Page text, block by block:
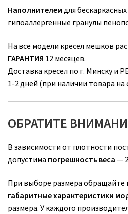
Наполнителем для
гипоаллергенные гранулы
На все модели кресел мешков
ГАРАНТИЯ 12 месяцев.
Доставка кресел по г. Минску и
1-2 дней (при наличии товара на
ОБРАТИТЕ
В зависимости от плотности
допустима погрешность веса —
При выборе размера обращайте
габаритные характеристики
размера. У каждого